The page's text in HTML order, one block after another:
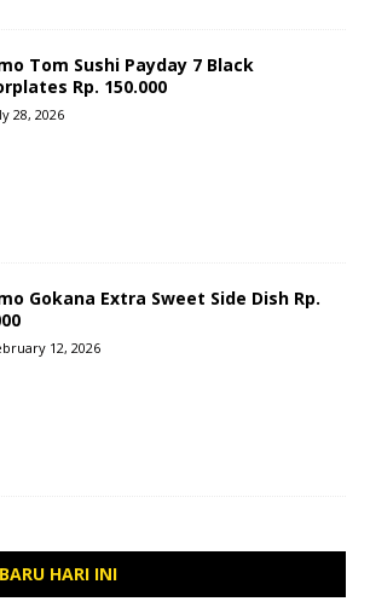
Tom Sushi Payday 7 Black
Rp. 150.000
28, 2026
Gokana Extra Sweet Side Dish Rp.
12, 2026
HARI INI